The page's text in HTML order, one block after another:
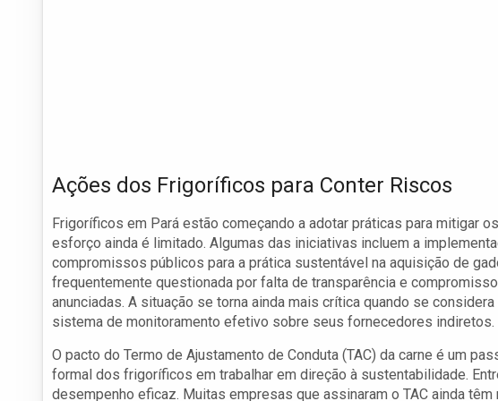
Ações dos Frigoríficos para Conter Riscos
Frigoríficos em Pará estão começando a adotar práticas para mitigar
esforço ainda é limitado. Algumas das iniciativas incluem a
compromissos públicos para a prática sustentável na aquisição de
frequentemente questionada por falta de transparência e
anunciadas. A situação se torna ainda mais crítica quando se
sistema de monitoramento efetivo sobre seus fornecedores indiretos.
O pacto do Termo de Ajustamento de Conduta (TAC) da carne é um
formal dos frigoríficos em trabalhar em direção à sustentabilidade.
desempenho eficaz. Muitas empresas que assinaram o TAC ainda